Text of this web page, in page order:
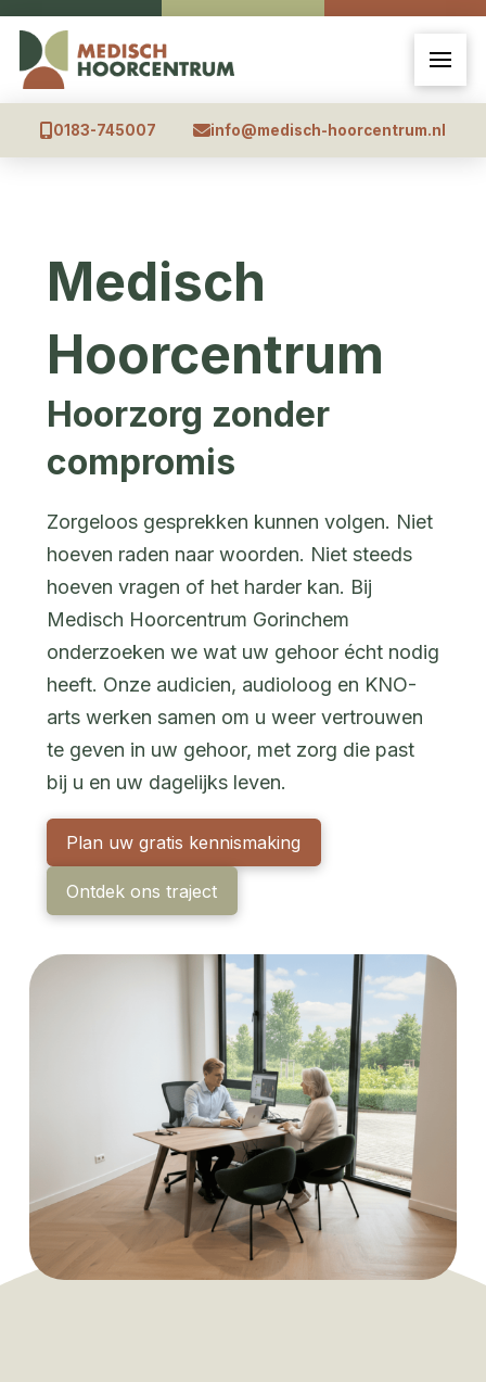
0183-745007 info@medisch-hoorcentrum.nl
Medisch
Hoorcentrum
Hoorzorg zonder
compromis
Zorgeloos gesprekken kunnen volgen. Niet
hoeven raden naar woorden. Niet steeds
hoeven vragen of het harder kan. Bij
Medisch Hoorcentrum Gorinchem
onderzoeken we wat uw gehoor écht nodig
heeft. Onze audicien, audioloog en KNO-
arts werken samen om u weer vertrouwen
te geven in uw gehoor, met zorg die past
bij u en uw dagelijks leven.
Plan uw gratis kennismaking
Ontdek ons traject